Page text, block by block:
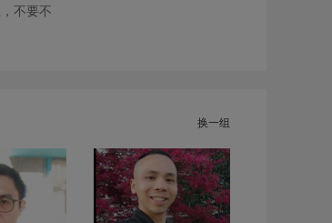
不要不
换一组